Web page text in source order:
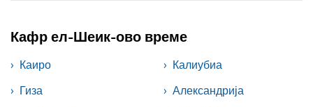
Кафр ел-Шеик-ово време
Каиро
Калиубиа
Гиза
Александрија